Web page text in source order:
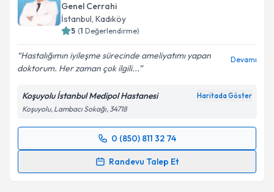
E-posta Adresiniz
Kişisel verilerimin işlenmesine ilişkin
kapsamda işlenmesini kabul ediyorum.
Takvim Talebini Gönder
Genel Cerrahi
İstanbul, Kadıköy
5 (1 Değerlendirme)
Hastalığımın iyileşme sürecinde ameliyatımı yapan
doktorum. Her zaman çok ilgili...
Devamı
Koşuyolu İstanbul Medipol Hastanesi Haritada Göster
Koşuyolu, Lambacı Sokağı, 34718
0 (850) 811 32 74
Randevu Talep Et
Randevu Takvimi Talebi